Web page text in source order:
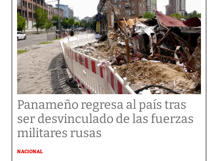
Panameño regresa al país tras
ser desvinculado de las fuerzas
militares rusas
NACIONAL